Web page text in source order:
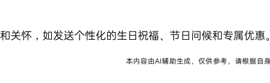
怀，如发送个性化的生日祝福、节日问候和专属优惠。